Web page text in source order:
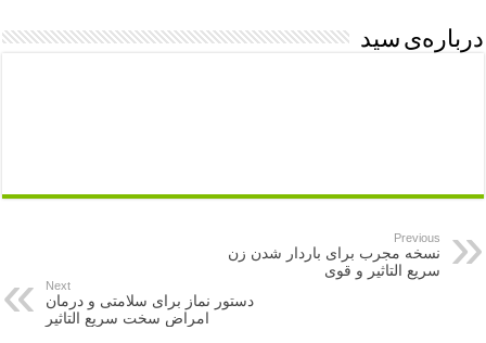
درباره‌ی سید
Previous
نسخه مجرب برای باردار شدن زن
سریع التاثیر و قوی
Next
دستور نماز برای سلامتی و درمان
امراض سخت سریع التاثیر